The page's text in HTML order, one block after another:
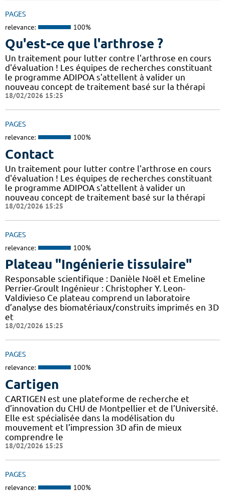
PAGES
relevance: 100%
Qu'est-ce que l'arthrose ?
Un traitement pour lutter contre l'arthrose en cours
d'évaluation ! Les équipes de recherches constituant
le programme ADIPOA s'attellent à valider un
nouveau concept de traitement basé sur la thérapi
18/02/2026 15:25
PAGES
relevance: 100%
Contact
Un traitement pour lutter contre l'arthrose en cours
d'évaluation ! Les équipes de recherches constituant
le programme ADIPOA s'attellent à valider un
nouveau concept de traitement basé sur la thérapi
18/02/2026 15:25
PAGES
relevance: 100%
Plateau "Ingénierie tissulaire"
Responsable scientifique : Danièle Noël et Emeline
Perrier-Groult Ingénieur : Christopher Y. Leon-
Valdivieso Ce plateau comprend un laboratoire
d’analyse des biomatériaux/construits imprimés en 3D
et
18/02/2026 15:25
PAGES
relevance: 100%
Cartigen
CARTIGEN est une plateforme de recherche et
d’innovation du CHU de Montpellier et de l’Université.
Elle est spécialisée dans la modélisation du
mouvement et l’impression 3D afin de mieux
comprendre le
18/02/2026 15:25
PAGES
relevance: 100%